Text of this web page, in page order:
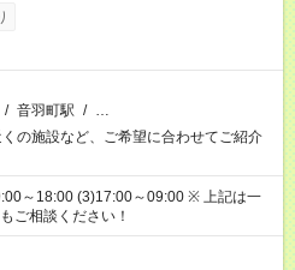
給1400円×8h）
/ 音羽町駅 / …
の施設など、ご希望に合わせてご紹介
(3)17:00～09:00 ※ 上記は一
ご相談ください！